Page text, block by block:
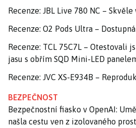
Recenze: JBL Live 780 NC –
Recenze: O2 Pods Ultra –
Recenze: TCL 75C7L – Otestovali
jasu s obřím SQD Mini-LED
Recenze: JVC XS-E934B –
BEZPEČNOST
Bezpečnostní fiasko v OpenAI:
našla cestu ven z izolovaného